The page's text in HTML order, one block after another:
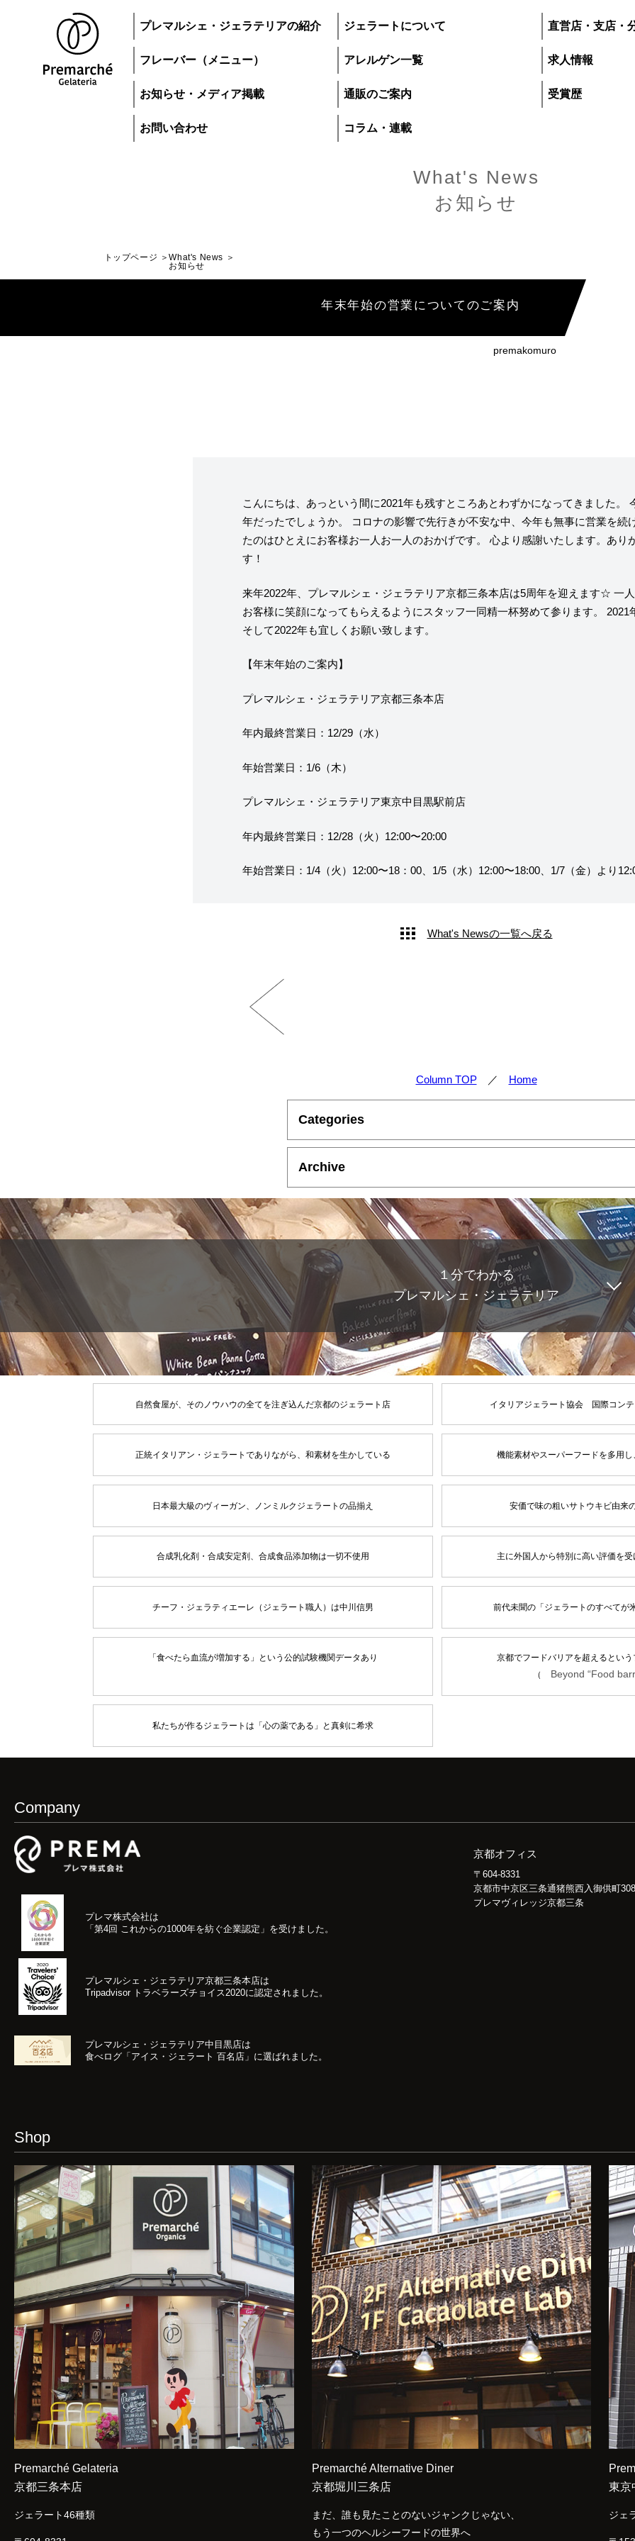
プレマルシェ・ジェラテリアの紹介 ジェラートについて 直営店・支店・
フレーバー（メニュー） アレルゲン一覧 求人情報
お知らせ・メディア掲載 通販のご案内 受賞歴
お問い合わせ コラム・連載
トップページ
ジェラートについて 直営店・支店・分
求人情報
なぜジェラート作りを始めたのか？ プレマルシェジェ
ジェラートの機能性や素材について 譲れないこと、私
ヴィーガン・ジェラート・マエストロ® 中川
What's News
お知らせ
トップページ
What's News
お知らせ
年末年始の営業についてのご案内
premakomuro
こんにちは、あっという間に2021年も残すところあとわずかになってきました。
年だったでしょうか。
コロナの影響で先行きが不安な中、今年も無事に営業を続
たのはひとえにお客様お一人お一人のおかげです。
心より感謝いたします。あり
す！
来年2022年、プレマルシェ・ジェラテリア京都三条本店は5周年を迎えます☆ 一
お客様に笑顔になってもらえるようにスタッフ一同精一杯努めて参ります。
2021
そして2022年も宜しくお願い致します。
【年末年始のご案内】
プレマルシェ・ジェラテリア京都三条本店
年内最終営業日：12/29（水）
年始営業日：1/6（木）
プレマルシェ・ジェラテリア東京中目黒駅前店
年内最終営業日：12/28（火）12:00〜20:00
年始営業日：1/4（火）12:00〜18：00、1/5（水）12:00〜18:00、1/7（金）より
What's Newsの一覧へ戻る
Column TOP／ Home
Categories
Archive
１分でわかる
プレマルシェ・ジェラテリア
自然食屋が、そのノウハウの全てを注ぎ込んだ京都のジェラート店 イタリアジェラート協会 国際コン
正統イタリアン・ジェラートでありながら、和素材を生かしている 機能素材やスーパーフードを多用
日本最大級のヴィーガン、ノンミルクジェラートの品揃え 安価で味の粗いサトウキビ由来
合成乳化剤・合成安定剤、合成食品添加物は一切不使用 主に外国人から特別に高い評価を
チーフ・ジェラティエーレ（ジェラート職人）は中川信男 前代未聞の「ジェラートのすべてが
「食べたら血流が増加する」という公的試験機関データあり
京都でフードバリアを超えるとい
（
Beyond “Food
私たちが作るジェラートは「心の薬である」と真剣に希求
Company
プレマ株式会社は
「第4回 これからの1000年を紡ぐ企業認定」 を受けました。
プレマルシェ・ジェラテリア京都三条本店は
Tripadvisor トラベラーズチョイス2020に認定されました。
プレマルシェ・ジェラテリア中目黒店は
食べログ「アイス・ジェラート 百名店」に選ばれました。
京都オフィス
〒604-8331
京都市中京区三条通猪熊西入御供町
プレマヴィレッジ京都三条
Shop
Premarché Gelateria
京都三条本店
ジェラート46種類
Premarché Alternative Diner
京都堀川三条店
まだ、誰も見たことのないジャンクじゃない、
もう一つのヘルシーフードの世界へ
東京
ジェ